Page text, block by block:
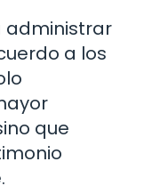
administrar
a los
que